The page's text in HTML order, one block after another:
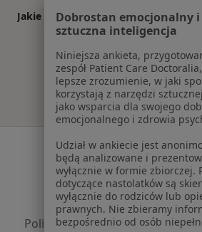
Jakie ubezpieczenia akceptuje
Serwis
Regulamin
Polityka prywatności
Polityka prywatności
Polityka prywatności dla
Dobrostan emocjonalny i
sztuczna inteligencja
Niniejsza ankieta,
zespół Patient Care
lepsze zrozumienie, w jaki
korzystają z narzędzi
jako wsparcia dla swojego
emocjonalnego i zdrowia
Udział w ankiecie jest
będą analizowane i
wyłącznie w formie zbiorczej.
dotyczące nastolatków są
wyłącznie do rodziców lub
prawnych. Nie zbieramy
bezpośrednio od osób